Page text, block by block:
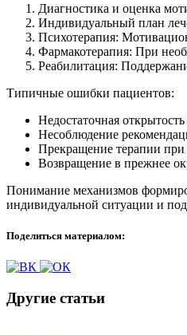
Диагностика и оценка
Индивидуальный план
Психотерапия:
Фармакотерапия: При
Реабилитация:
Типичные ошибки пациентов:
Недостаточная
Несоблюдение
Прекращение терапии
Возвращение в прежнее
Понимание механизмов
индивидуальной ситуации и
Поделиться материалом:
Другие статьи